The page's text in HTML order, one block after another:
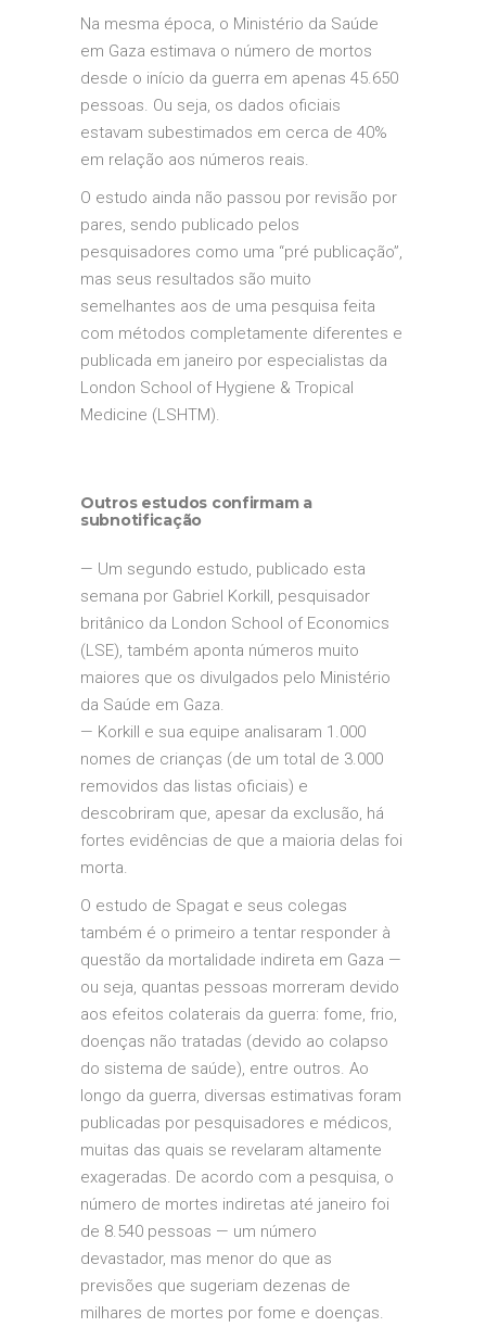
Na mesma época, o Ministério da Saúde
em Gaza estimava o número de mortos
desde o início da guerra em apenas 45.650
pessoas. Ou seja, os dados oficiais
estavam subestimados em cerca de 40%
em relação aos números reais.
O estudo ainda não passou por revisão por
pares, sendo publicado pelos
pesquisadores como uma “pré publicação”,
mas seus resultados são muito
semelhantes aos de uma pesquisa feita
com métodos completamente diferentes e
publicada em janeiro por especialistas da
London School of Hygiene & Tropical
Medicine (LSHTM).
Outros estudos confirmam a
subnotificação
— Um segundo estudo, publicado esta
semana por Gabriel Korkill, pesquisador
britânico da London School of Economics
(LSE), também aponta números muito
maiores que os divulgados pelo Ministério
da Saúde em Gaza.
— Korkill e sua equipe analisaram 1.000
nomes de crianças (de um total de 3.000
removidos das listas oficiais) e
descobriram que, apesar da exclusão, há
fortes evidências de que a maioria delas foi
morta.
O estudo de Spagat e seus colegas
também é o primeiro a tentar responder à
questão da mortalidade indireta em Gaza —
ou seja, quantas pessoas morreram devido
aos efeitos colaterais da guerra: fome, frio,
doenças não tratadas (devido ao colapso
do sistema de saúde), entre outros. Ao
longo da guerra, diversas estimativas foram
publicadas por pesquisadores e médicos,
muitas das quais se revelaram altamente
exageradas. De acordo com a pesquisa, o
número de mortes indiretas até janeiro foi
de 8.540 pessoas — um número
devastador, mas menor do que as
previsões que sugeriam dezenas de
milhares de mortes por fome e doenças.